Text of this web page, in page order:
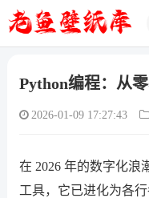
Python编程：从
2026-01-09 17:27:43
在 2026 年的数字化浪
工具，它已进化为各行